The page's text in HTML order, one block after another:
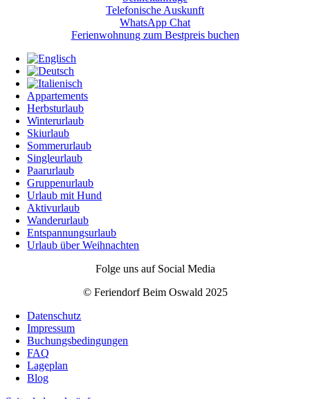
Telefonische Auskunft
WhatsApp Chat
Ferienwohnung zum Bestpreis buchen
Appartements
Herbsturlaub
Winterurlaub
Skiurlaub
Sommerurlaub
Singleurlaub
Paarurlaub
Gruppenurlaub
Urlaub mit Hund
Aktivurlaub
Wanderurlaub
Entspannungsurlaub
Urlaub über Weihnachten
Folge uns auf Social Media
© Feriendorf Beim Oswald 2025
Datenschutz
Impressum
Buchungsbedingungen
FAQ
Lageplan
Blog